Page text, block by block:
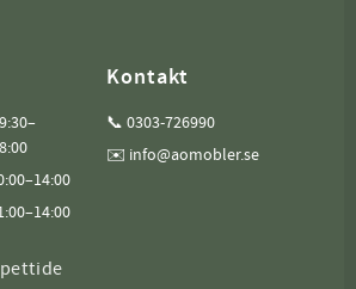
Kontakt
📞 0303-726990
✉️ info@aomobler.se